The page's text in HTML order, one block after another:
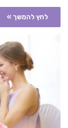
לחץ להמשך »